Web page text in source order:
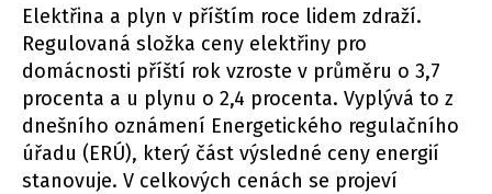
Elektřina a plyn v příštím roce lidem zdraží.
Regulovaná složka ceny elektřiny pro
domácnosti příští rok vzroste v průměru o 3,7
procenta a u plynu o 2,4 procenta. Vyplývá to z
dnešního oznámení Energetického regulačního
úřadu (ERÚ), který část výsledné ceny energií
stanovuje. V celkových cenách se projeví